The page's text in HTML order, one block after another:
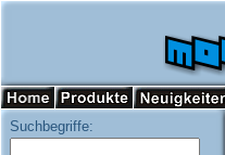
Suchbegriffe: